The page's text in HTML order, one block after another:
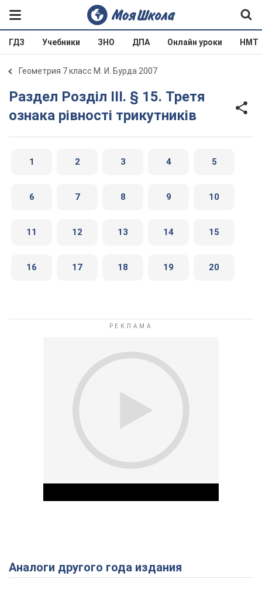
ГДЗ Учебники ЗНО ДПА Онлайн уроки НМТ
Геометрия 7 класс М. И. Бурда 2007
Раздел Розділ III. § 15. Третя
ознака рівності трикутників
1 2 3 4 5
6 7 8 9 10
11 12 13 14 15
16 17 18 19 20
Play Video
Аналоги другого года издания